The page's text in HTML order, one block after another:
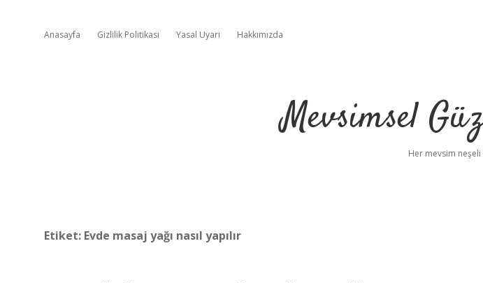
Anasayfa Gizlilik Politikası Yasal Uyarı Hakkımızda
Mevsimsel
Her mevsim
Etiket: Evde masaj yağı nasıl yapılır